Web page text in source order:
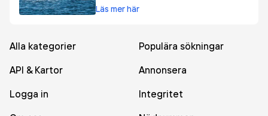
Läs mer här
Alla kategorier
Populära sökningar
API & Kartor
Annonsera
Logga in
Integritet